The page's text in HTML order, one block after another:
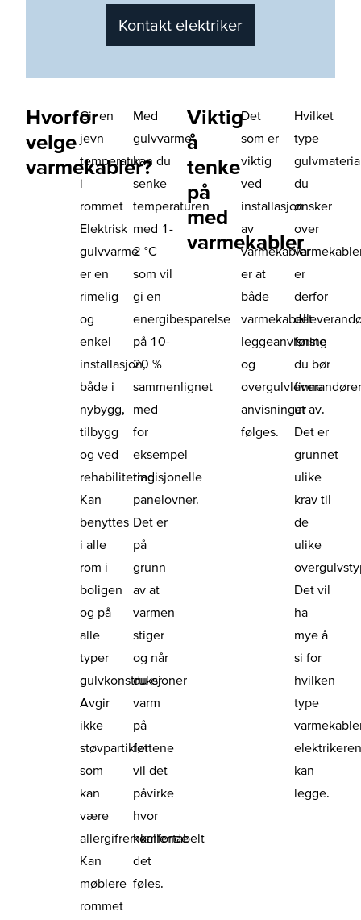
Kontakt elektriker
Hvorfor
velge
varmekabler?
Gir en
jevn
temperatur
i
rommet
Elektrisk
gulvvarme
er en
rimelig
og
enkel
installasjon,
både i
nybygg,
tilbygg
og ved
rehabilitering
Kan
benyttes
i alle
rom i
boligen
og på
alle
typer
gulvkonstruksjoner
Avgir
ikke
støvpartikler
som
kan
være
allergifremkallende
Kan
møblere
rommet
Med
gulvvarme
kan du
senke
temperaturen
med 1-
2 °C
som vil
gi en
energibesparelse
på 10-
20 %
sammenlignet
med
for
eksempel
tradisjonelle
panelovner.
Det er
på
grunn
av at
varmen
stiger
og når
du er
varm
på
føttene
vil det
påvirke
hvor
komfortabelt
det
føles.
Viktig
å
tenke
på
med
varmekabler
Det
som er
viktig
ved
installasjon
av
varmekabler
er at
både
leggeanvisning
og
anvisninger
følges.
Hvilket
type
du
ønsker
over
er
derfor
det
første
du bør
finne
ut av.
Det er
grunnet
ulike
krav til
de
ulike
Det vil
ha
mye å
si for
hvilken
type
kan
legge.